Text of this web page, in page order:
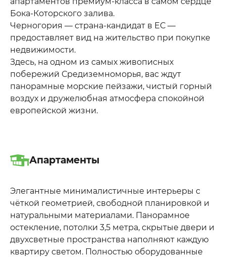
Бока-Которского залива.
Черногория — страна-кандидат в ЕС —
предоставляет вид на жительство при покупке
недвижимости.
Здесь, на одном из самых живописных
побережий Средиземноморья, вас ждут
панорамные морские пейзажи, чистый горный
воздух и дружелюбная атмосфера спокойной
европейской жизни.
Апартаменты
Элегантные минималистичные интерьеры с
чёткой геометрией, свободной планировкой и
натуральными материалами. Панорамное
остекление, потолки 3,5 метра, скрытые двери и
двухсветные пространства наполняют каждую
квартиру светом. Полностью оборудованные